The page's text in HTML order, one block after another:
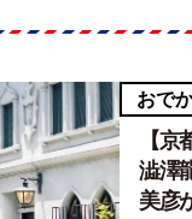
おで
【京
澁澤
美彦